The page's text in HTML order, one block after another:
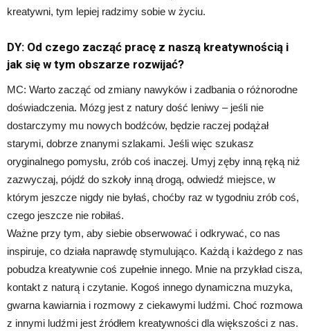
kreatywni, tym lepiej radzimy sobie w życiu.
DY: Od czego zacząć pracę z naszą kreatywnością i
jak się w tym obszarze rozwijać?
MC: Warto zacząć od zmiany nawyków i zadbania o różnorodne
doświadczenia. Mózg jest z natury dość leniwy – jeśli nie
dostarczymy mu nowych bodźców, będzie raczej podążał
starymi, dobrze znanymi szlakami. Jeśli więc szukasz
oryginalnego pomysłu, zrób coś inaczej. Umyj zęby inną ręką niż
zazwyczaj, pójdź do szkoły inną drogą, odwiedź miejsce, w
którym jeszcze nigdy nie byłaś, choćby raz w tygodniu zrób coś,
czego jeszcze nie robiłaś.
Ważne przy tym, aby siebie obserwować i odkrywać, co nas
inspiruje, co działa naprawdę stymulująco. Każdą i każdego z nas
pobudza kreatywnie coś zupełnie innego. Mnie na przykład cisza,
kontakt z naturą i czytanie. Kogoś innego dynamiczna muzyka,
gwarna kawiarnia i rozmowy z ciekawymi ludźmi. Choć rozmowa
z innymi ludźmi jest źródłem kreatywności dla większości z nas.